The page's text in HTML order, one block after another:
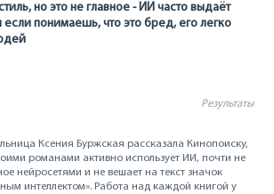
но это не главное - ИИ часто выдаёт
понимаешь, что это бред, его легко
Результаты
Ксения Буржская рассказала Кинопоиску,
романами активно использует ИИ, почти не
нейросетями и не вешает на текст значок
интеллектом». Работа над каждой книгой у